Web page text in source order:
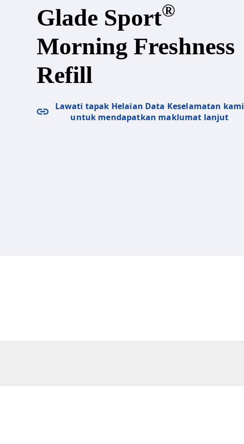
Glade Sport®
Morning Freshness
Refill
Lawati tapak Helaian Data Keselamatan kami
untuk mendapatkan maklumat lanjut